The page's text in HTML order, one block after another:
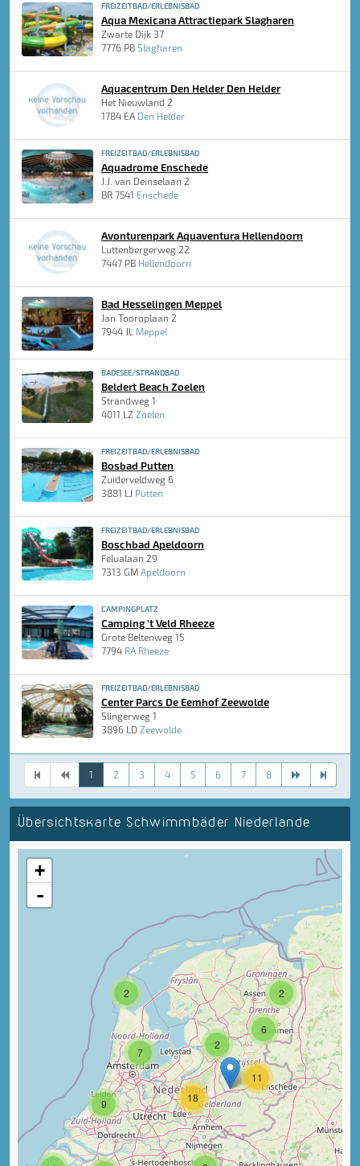
FREIZEITBAD/ERLEBNISBAD
Aqua Mexicana Attractiepark Slagharen
Zwarte Dijk 37
7776 PB Slagharen
Aquacentrum Den Helder Den Helder
Het Nieuwland 2
1784 EA Den Helder
FREIZEITBAD/ERLEBNISBAD
Aquadrome Enschede
J.J. van Deinselaan 2
BR 7541 Enschede
Avonturenpark Aquaventura Hellendoorn
Luttenbergerweg 22
7447 PB Hellendoorn
Bad Hesselingen Meppel
Jan Tooroplaan 2
7944 JL Meppel
BADESEE/STRANDBAD
Beldert Beach Zoelen
Strandweg 1
4011 LZ Zoelen
FREIZEITBAD/ERLEBNISBAD
Bosbad Putten
Zuiderveldweg 6
3881 LJ Putten
FREIZEITBAD/ERLEBNISBAD
Boschbad Apeldoorn
Felualaan 29
7313 GM Apeldoorn
CAMPINGPLATZ
Camping 't Veld Rheeze
Grote Beltenweg 15
7794 RA Rheeze
FREIZEITBAD/ERLEBNISBAD
Center Parcs De Eemhof Zeewolde
Slingerweg 1
3896 LD Zeewolde
1 2 3 4 5 6 7 8
Übersichtskarte Schwimmbäder Niederlande
2
9
7
18
2
2
6
11
+
-